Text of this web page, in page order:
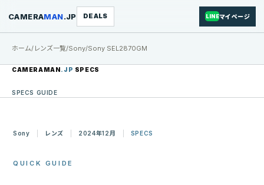
CAMERAMAN.JP DEALS LINEマイページ
ホーム/ レンズ一覧/Sony/Sony SEL2870GM
CAMERAMAN.JP SPECS
SPECS GUIDE
Sony レンズ 2024年12月 SPECS
QUICK GUIDE